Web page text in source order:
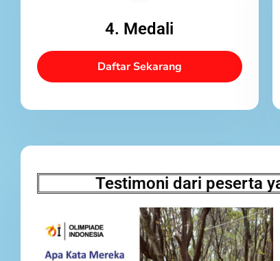
4. Medali
Daftar Sekarang
Testimoni dari peserta